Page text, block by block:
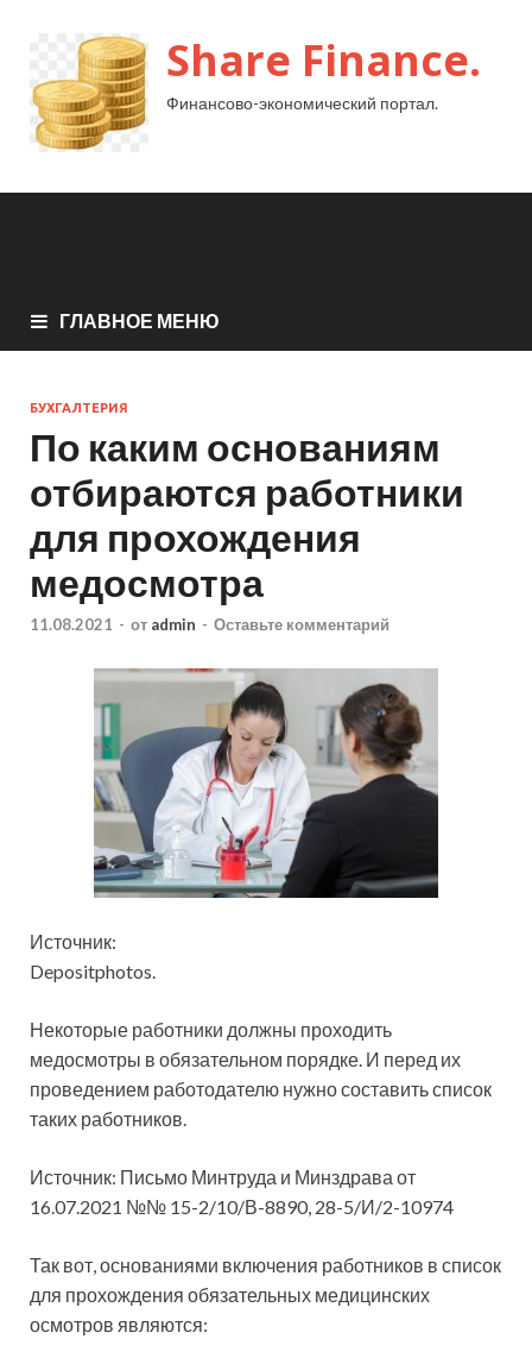
Share Finance.
Финансово-экономический портал.
ГЛАВНОЕ МЕНЮ
БУХГАЛТЕРИЯ
По каким основаниям
отбираются работники
для прохождения
медосмотра
11.08.2021 - от admin - Оставьте комментарий
Источник:
Depositphotos.
Некоторые работники должны проходить
медосмотры в обязательном порядке. И перед их
проведением работодателю нужно составить список
таких работников.
Источник: Письмо Минтруда и Минздрава от
16.07.2021 №№ 15-2/10/В-8890, 28-5/И/2-10974
Так вот, основаниями включения работников в список
для прохождения обязательных медицинских
осмотров являются: